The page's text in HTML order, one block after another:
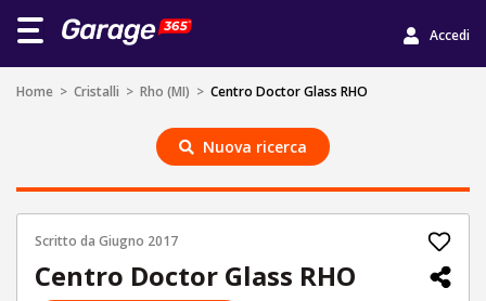
Accedi
Home > Cristalli > Rho (MI) > Centro Doctor Glass RHO
Nuova ricerca
Scritto da Giugno 2017
Centro Doctor Glass RHO